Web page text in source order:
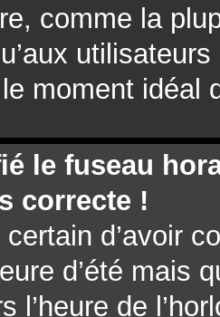
comme la
moment idéal
le fuseau
correcte !
d’avoir
d’été mais
l’heure de